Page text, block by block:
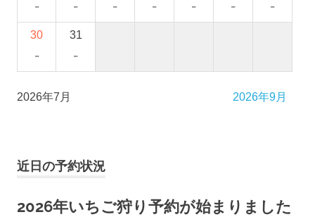
- - - - - - -
30
-
31
-
2026年7月 2026年9月
近日の予約状況
2026年いちご狩り予約が始まりました